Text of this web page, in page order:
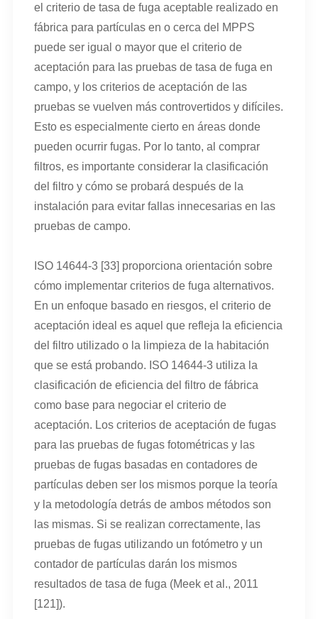
el criterio de tasa de fuga aceptable realizado en
fábrica para partículas en o cerca del MPPS
puede ser igual o mayor que el criterio de
aceptación para las pruebas de tasa de fuga en
campo, y los criterios de aceptación de las
pruebas se vuelven más controvertidos y difíciles.
Esto es especialmente cierto en áreas donde
pueden ocurrir fugas. Por lo tanto, al comprar
filtros, es importante considerar la clasificación
del filtro y cómo se probará después de la
instalación para evitar fallas innecesarias en las
pruebas de campo.
ISO 14644-3 [33] proporciona orientación sobre
cómo implementar criterios de fuga alternativos.
En un enfoque basado en riesgos, el criterio de
aceptación ideal es aquel que refleja la eficiencia
del filtro utilizado o la limpieza de la habitación
que se está probando. ISO 14644-3 utiliza la
clasificación de eficiencia del filtro de fábrica
como base para negociar el criterio de
aceptación. Los criterios de aceptación de fugas
para las pruebas de fugas fotométricas y las
pruebas de fugas basadas en contadores de
partículas deben ser los mismos porque la teoría
y la metodología detrás de ambos métodos son
las mismas. Si se realizan correctamente, las
pruebas de fugas utilizando un fotómetro y un
contador de partículas darán los mismos
resultados de tasa de fuga (Meek et al., 2011
[121]).